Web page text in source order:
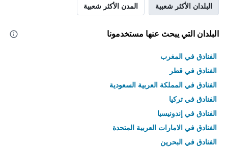
البلدان الأكثر شعبية المدن الأكثر شعبية
البلدان التي يبحث عنها مستخدمونا
الفنادق في المغرب
الفنادق في قطر
الفنادق في المملكة العربية السعودية
الفنادق في تركيا
الفنادق في إندونيسيا
الفنادق في الامارات العربية المتحدة
الفنادق في البحرين